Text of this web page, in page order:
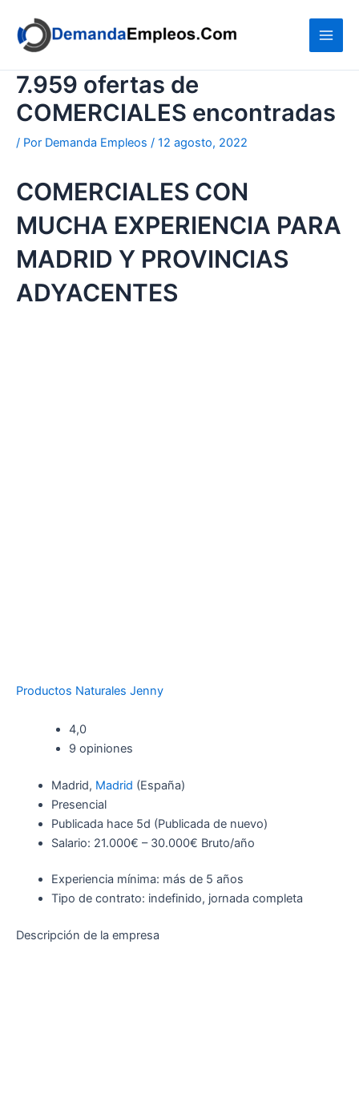
contenido
7.959 ofertas de
COMERCIALES encontradas
/ Por Demanda Empleos / 12 agosto, 2022
COMERCIALES CON
MUCHA EXPERIENCIA PARA
MADRID Y PROVINCIAS
ADYACENTES
Productos Naturales Jenny
4,0
9 opiniones
Madrid, Madrid (España)
Presencial
Publicada hace 5d (Publicada de nuevo)
Salario: 21.000€ – 30.000€ Bruto/año
Experiencia mínima: más de 5 años
Tipo de contrato: indefinido, jornada completa
Descripción de la empresa